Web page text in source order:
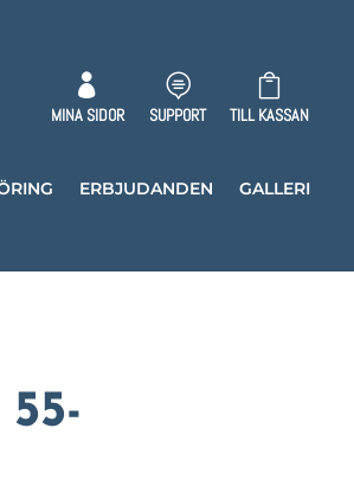

MINA SIDOR

SUPPORT

TILL KASSAN
ERBJUDANDEN
GALLERI